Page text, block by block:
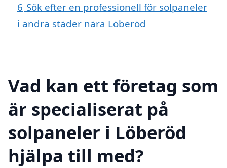
6 Sök efter en professionell för solpaneler
i andra städer nära Löberöd
Vad kan ett företag som
är specialiserat på
solpaneler i Löberöd
hjälpa till med?